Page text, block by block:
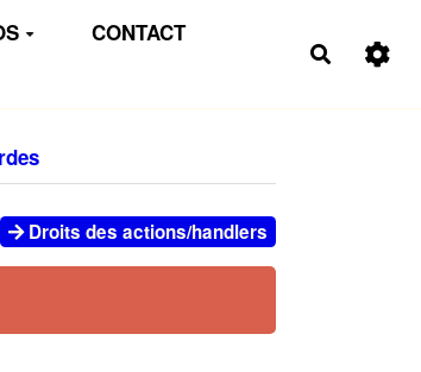
CONTACT
Droits des actions/handlers